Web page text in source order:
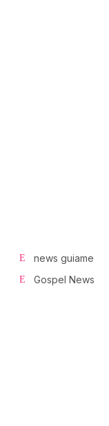
news guiame
Gospel News